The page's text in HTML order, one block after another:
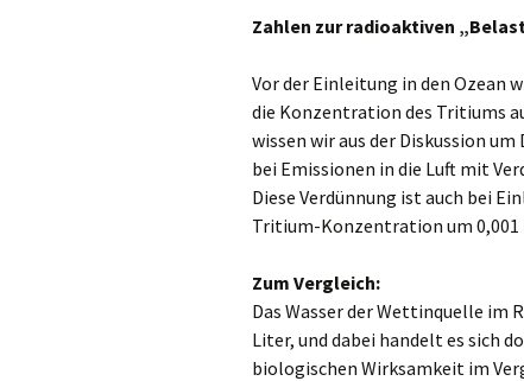
Zahlen zur radioaktiven
Vor der Einleitung in den Ozean
die Konzentration des Tritiums
wissen wir aus der Diskussion
bei Emissionen in die Luft mit
Diese Verdünnung ist auch bei
Tritium-Konzentration um 0,001
Zum Vergleich:
Das Wasser der Wettinquelle im
Liter, und dabei handelt es sich
biologischen Wirksamkeit im